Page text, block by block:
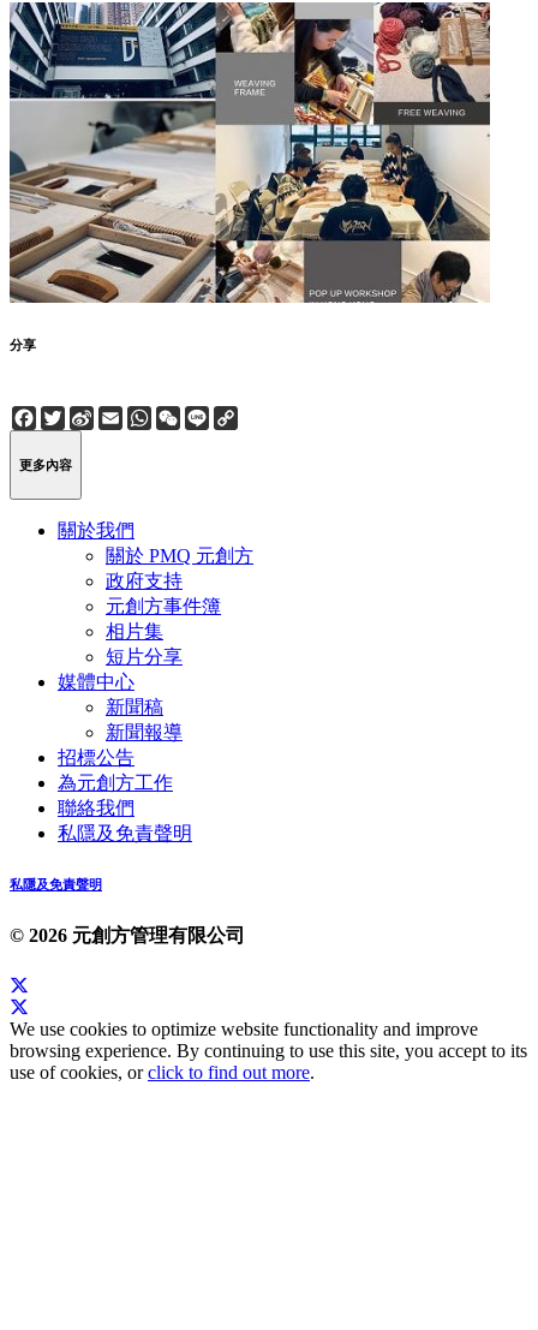
分享
Facebook
Twitter
Sina
Weibo
EmailWhatsApp
WeChat
Line
更多內容
關於我們
關於 PMQ 元創方
政府支持
元創方事件簿
相片集
短片分享
媒體中心
新聞稿
新聞報導
招標公告
為元創方工作
聯絡我們
私隱及免責聲明
私隱及免責聲明
© 2026 元創方管理有限公司
We use cookies to optimize website functionality and improve
browsing experience. By continuing to use this site, you accept to its
use of cookies, orclick to find out more.